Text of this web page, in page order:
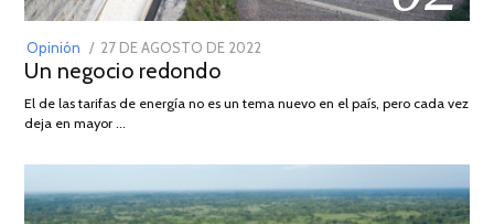
Opinión
POSTED
ON
27 DE AGOSTO DE 2022
DE
Un negocio redondo
El de las tarifas de energía no es un tema nuevo en el país, pero cada vez
deja en mayor …